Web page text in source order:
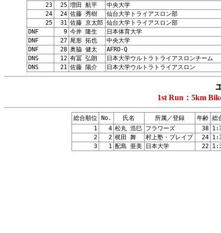
23
25 増田 航平
中央大学
24
24 佐藤 秀樹
仙台大学トライアスロン部
25
31 佐藤 京太郎 仙台大学トライアスロン部
DNF
9 今井 隆生
日本体育大学
DNF
27 尾形 拓也
中央大学
DNF
28 奥脇 健太
AFRO-Q
DNS
12 有冨 弘朗
日本大学ウルトラトライアスロンチーム
DNS
21 佐藤 陽介 日本大学ウルトラトライアスロン
1st Run：5km
総合順位 No. 氏名 所属／登録 年齢 総
1
4 松丸 浩巳 フラワーズ 38
2
2 梶田 舞 村上塾・ブレイブ 24
3
1 配島 亜美 日本大学 22